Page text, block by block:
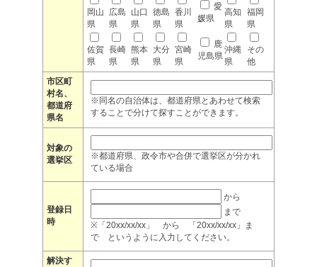
岡山
県
広島
県
山口
県
徳島
県
香川
県
愛
媛県
高知
県
福岡
県
佐賀
県
長崎
県
熊本
県
大分
県
宮崎
県
鹿
児島県
沖縄
県
その
他
市区町
村名、
都道府
県名
※同名の自治体は、都道府県とあわせて検索
することで分けて探すことができます。
対象の
選挙区
※都道府県、政令市や合併で選挙区が分かれ
ている場合
登録日
時
から
まで
※「20xx/xx/xx」 から 「20xx/xx/xx」ま
で というように入力してください。
解決す